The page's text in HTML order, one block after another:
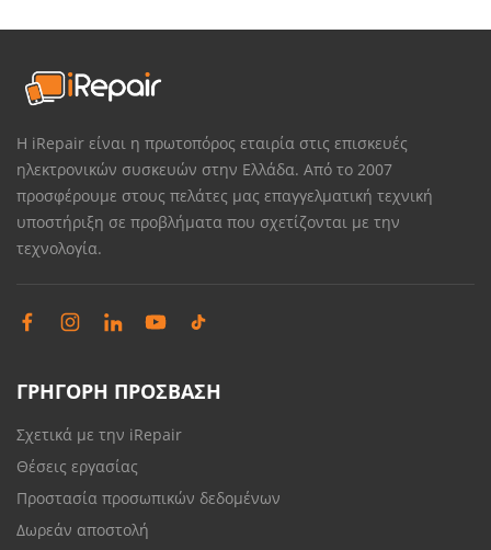
Η iRepair είναι η πρωτοπόρος εταιρία στις επισκευές
ηλεκτρονικών συσκευών στην Ελλάδα. Από το 2007
προσφέρουμε στους πελάτες μας επαγγελματική τεχνική
υποστήριξη σε προβλήματα που σχετίζονται με την
τεχνολογία.
ΓΡΗΓΟΡΗ ΠΡΟΣΒΑΣΗ
Σχετικά με την iRepair
Θέσεις εργασίας
Προστασία προσωπικών δεδομένων
Δωρεάν αποστολή